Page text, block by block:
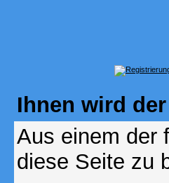
Ihnen wird
Aus einem der
diese Seite zu